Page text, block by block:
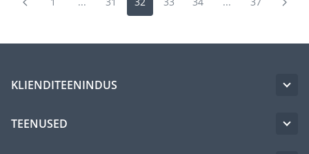
KLIENDITEENINDUS
TEENUSED